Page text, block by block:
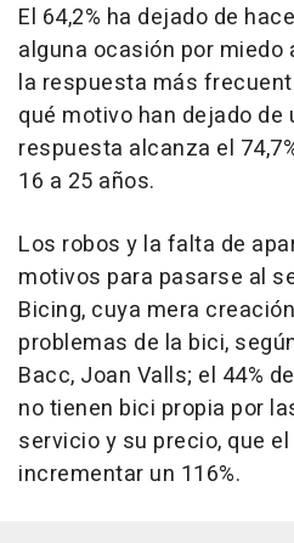
El 64,2% ha dejado de
alguna ocasión por miedo
la respuesta más
qué motivo han dejado de
respuesta alcanza el
16 a 25 años.
Los robos y la falta de
motivos para pasarse al
Bicing, cuya mera
problemas de la bici,
Bacc, Joan Valls; el 44%
no tienen bici propia por
servicio y su precio, que
incrementar un 116%.